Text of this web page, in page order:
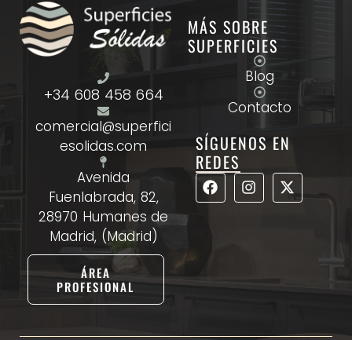
+34 608 458 664
comercial@superfici
esolidas.com
Avenida
Fuenlabrada, 82,
28970 Humanes de
Madrid, (Madrid)
ÁREA
PROFESIONAL
MÁS SOBRE
SUPERFICIES
Blog
Contacto
SÍGUENOS EN
REDES